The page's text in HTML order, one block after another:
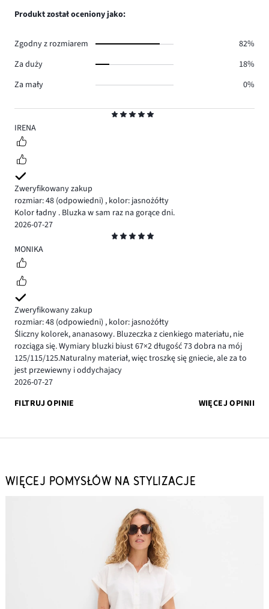
5
IRENA
Zweryfikowany zakup
rozmiar: 48 (odpowiedni) , kolor: jasnożółty
Kolor ładny . Bluzka w sam raz na gorące dni.
2026-07-27
5
MONIKA
Zweryfikowany zakup
rozmiar: 48 (odpowiedni) , kolor: jasnożółty
Śliczny kolorek, ananasowy. Bluzeczka z cienkiego materiału, nie
rozciąga się. Wymiary bluzki biust 67×2 długość 73 dobra na mój
125/115/125.Naturalny materiał, więc troszkę się gniecie, ale za to
jest przewiewny i oddychajacy
2026-07-27
FILTRUJ OPINIE
WIĘCEJ OPINII
Produkt został oceniony jako:
Zgodny z rozmiarem
82%
Za duży
18%
Za mały
0%
WIĘCEJ POMYSŁÓW NA STYLIZACJE